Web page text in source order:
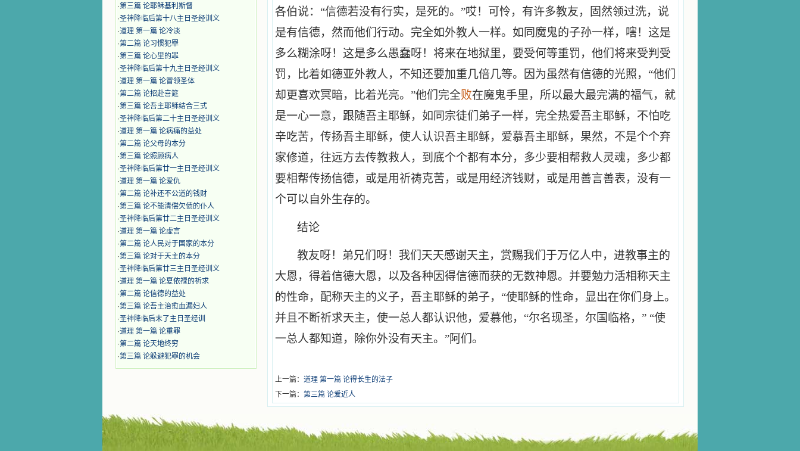
·第三篇 论耶稣基利斯督
·圣神降临后第十八主日圣经训义
·道理 第一篇 论冷淡
·第二篇 论习惯犯罪
·第三篇 论心里的罪
·圣神降临后第十九主日圣经训义
·道理 第一篇 论冒领圣体
·第二篇 论招赴喜筵
·第三篇 论吾主耶稣结合三式
·圣神降临后第二十主日圣经训义
·道理 第一篇 论病痛的益处
·第二篇 论父母的本分
·第三篇 论照顾病人
·圣神降临后第廿一主日圣经训义
·道理 第一篇 论爱仇
·第二篇 论补还不公道的钱财
·第三篇 论不能清偿欠债的仆人
·圣神降临后第廿二主日圣经训义
·道理 第一篇 论虚言
·第二篇 论人民对于国家的本分
·第三篇 论对于天主的本分
·圣神降临后第廿三主日圣经训义
·道理 第一篇 论夏依禄的祈求
·第二篇 论信德的益处
·第三篇 论吾主治愈血漏妇人
·圣神降临后末了主日圣经训
·道理 第一篇 论重罪
·第二篇 论天地终穷
·第三篇 论躲避犯罪的机会
各伯说：“信德若没有行实，是死的。”哎！可怜，有许多教友，固然领过洗，说
是有信德，然而他们行动。完全如外教人一样。如同魔鬼的子孙一样，嗐！这是
多么糊涂呀！这是多么愚蠢呀！将来在地狱里，要受何等重罚，他们将来受判受
罚，比着如德亚外教人，不知还要加重几倍几等。因为虽然有信德的光照，“他们
却更喜欢冥暗，比着光亮。”他们完全败在魔鬼手里，所以最大最完满的福气，就
是一心一意，跟随吾主耶稣，如同宗徒们弟子一样，完全热爱吾主耶稣，不怕吃
辛吃苦，传扬吾主耶稣，使人认识吾主耶稣，爱慕吾主耶稣，果然，不是个个弃
家修道，往远方去传教救人，到底个个都有本分，多少要相帮救人灵魂，多少都
要相帮传扬信德，或是用祈祷克苦，或是用经济钱财，或是用善言善表，没有一
个可以自外生存的。
结论
教友呀！弟兄们呀！我们天天感谢天主，赏赐我们于万亿人中，进教事主的
大恩，得着信德大恩，以及各种因得信德而获的无数神恩。并要勉力活相称天主
的性命，配称天主的义子，吾主耶稣的弟子，“使耶稣的性命，显出在你们身上。
并且不断祈求天主，使一总人都认识他，爱慕他，“尔名现圣，尔国临格，” “使
一总人都知道，除你外没有天主。”阿们。
上一篇： 道理 第一篇 论得长生的法子
下一篇： 第三篇 论爱近人